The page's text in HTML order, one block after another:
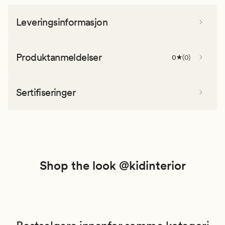
Leveringsinformasjon
Produktanmeldelser 0 (0)
Sertifiseringer
Shop the look @kidinterior